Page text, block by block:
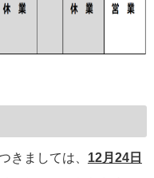
きましては、 12月24日